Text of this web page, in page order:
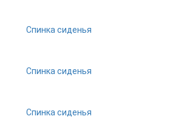
Спинка сиденья
Спинка сиденья
Спинка сиденья